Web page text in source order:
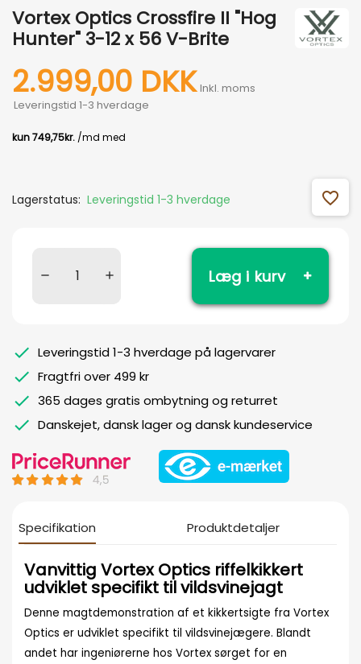
Vortex Optics Crossfire II "Hog
Hunter" 3-12 x 56 V-Brite
2.999,00 DKK Inkl. moms
Leveringstid 1-3 hverdage
Lagerstatus: Leveringstid 1-3 hverdage favorite_outline
Læg i kurv
Leveringstid 1-3 hverdage på lagervarer
Fragtfri over 499 kr
365 dages gratis ombytning og returret
Danskejet, dansk lager og dansk kundeservice
Specifikation Produktdetaljer
Vanvittig Vortex Optics riffelkikkert
udviklet specifikt til vildsvinejagt
Denne magtdemonstration af et kikkertsigte fra Vortex
Optics er udviklet specifikt til vildsvinejægere. Blandt
andet har ingeniørerne hos Vortex sørget for en